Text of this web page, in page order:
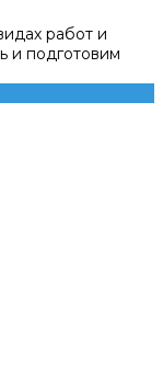
работ и
и подготовим